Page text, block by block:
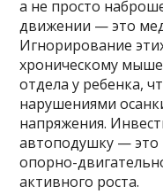
а не просто
движении — это
Игнорирование
хроническому
отдела у ребенка,
нарушениями
напряжения.
автоподушку — это
опорно-
активного роста.